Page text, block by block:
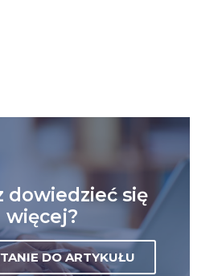
dowiedzieć się
więcej?
DO ARTYKUŁU